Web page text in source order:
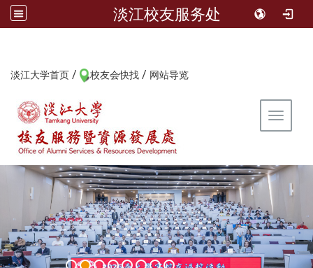
淡江校友服务处
淡江大学首页 / 校友会快找 / 网站导览
Toggle